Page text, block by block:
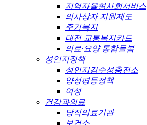
지역자율형사회서비스
의사상자 지원제도
주거복지
대전 교통복지카드
의료·요양 통합돌봄
성인지정책
성인지감수성충전소
양성평등정책
여성
건강과의료
당직의료기관
보건소